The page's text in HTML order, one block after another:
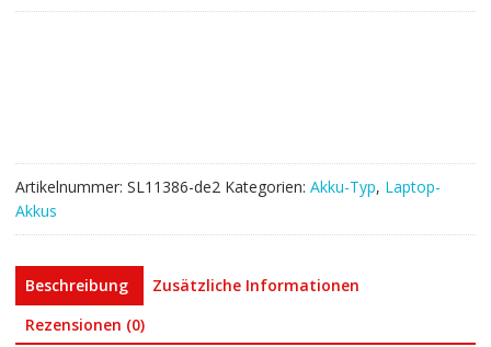
Artikelnummer: SL11386-de2 Kategorien: Akku-Typ, Laptop-
Akkus
Beschreibung
Zusätzliche Informationen
Rezensionen (0)